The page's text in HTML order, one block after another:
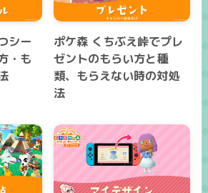
シー
・も
ポケ森 くちぶえ峠でプレ
ゼントのもらい方と種
類、もらえない時の対処
法